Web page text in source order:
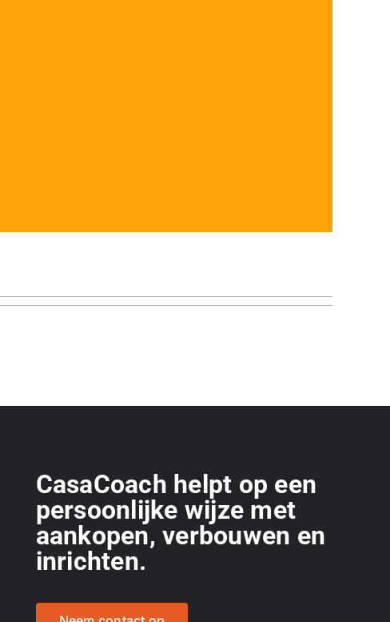
CasaCoach helpt op een
persoonlijke wijze met
aankopen, verbouwen en
inrichten.